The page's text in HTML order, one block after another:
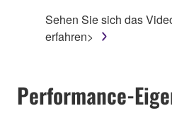
Sehen Sie sich das
erfahren>
Performance-